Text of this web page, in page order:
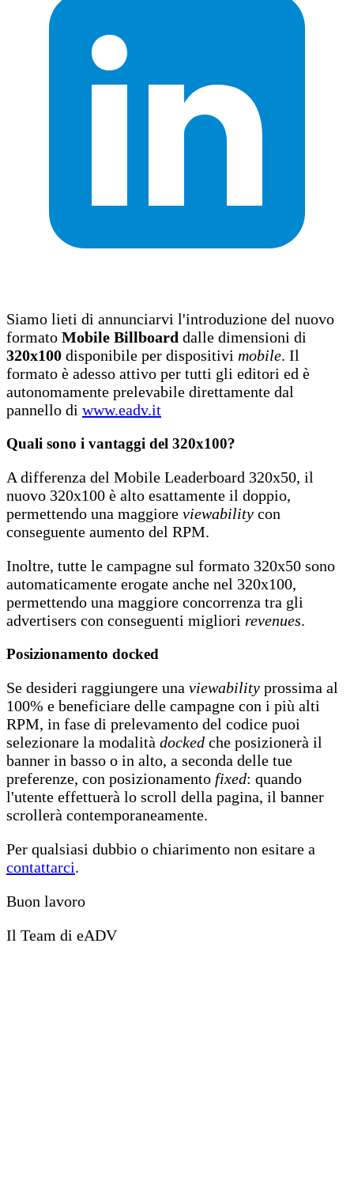
Siamo lieti di annunciarvi l'introduzione del nuovo
formato Mobile Billboard dalle dimensioni di
320x100 disponibile per dispositivi mobile. Il
formato è adesso attivo per tutti gli editori ed è
autonomamente prelevabile direttamente dal
pannello di www.eadv.it
Quali sono i vantaggi del 320x100?
A differenza del Mobile Leaderboard 320x50, il
nuovo 320x100 è alto esattamente il doppio,
permettendo una maggiore viewability con
conseguente aumento del RPM.
Inoltre, tutte le campagne sul formato 320x50 sono
automaticamente erogate anche nel 320x100,
permettendo una maggiore concorrenza tra gli
advertisers con conseguenti migliori revenues.
Posizionamento docked
Se desideri raggiungere una viewability prossima al
100% e beneficiare delle campagne con i più alti
RPM, in fase di prelevamento del codice puoi
selezionare la modalità docked che posizionerà il
banner in basso o in alto, a seconda delle tue
preferenze, con posizionamento fixed: quando
l'utente effettuerà lo scroll della pagina, il banner
scrollerà contemporaneamente.
Per qualsiasi dubbio o chiarimento non esitare a
contattarci.
Buon lavoro
Il Team di eADV